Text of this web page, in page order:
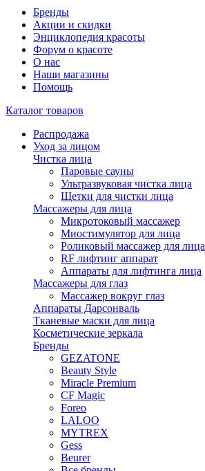
Бренды
Акции и скидки
Энциклопедия красоты
Форум о красоте
О нас
Наши магазины
Помощь
Каталог товаров
Распродажа
Уход за лицом
Чистка лица
Паровые сауны
Ультразвуковая чистка лица
Щетки для чистки лица
Массажеры для лица
Микротоковый массажер
Миостимулятор для лица
Роликовый массажер для лица
RF лифтинг аппарат
Аппараты для лифтинга лица
Массажеры для глаз
Массажер вокруг глаз
Аппараты Дарсонваль
Тканевые маски для лица
Косметические зеркала
Бренды
GEZATONE
Beauty Style
Miracle Premium
CF Magic
Foreo
LALOO
MYTREX
Gess
Beurer